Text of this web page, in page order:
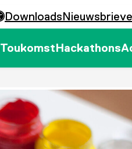
Downloads
ToukomstHackathons